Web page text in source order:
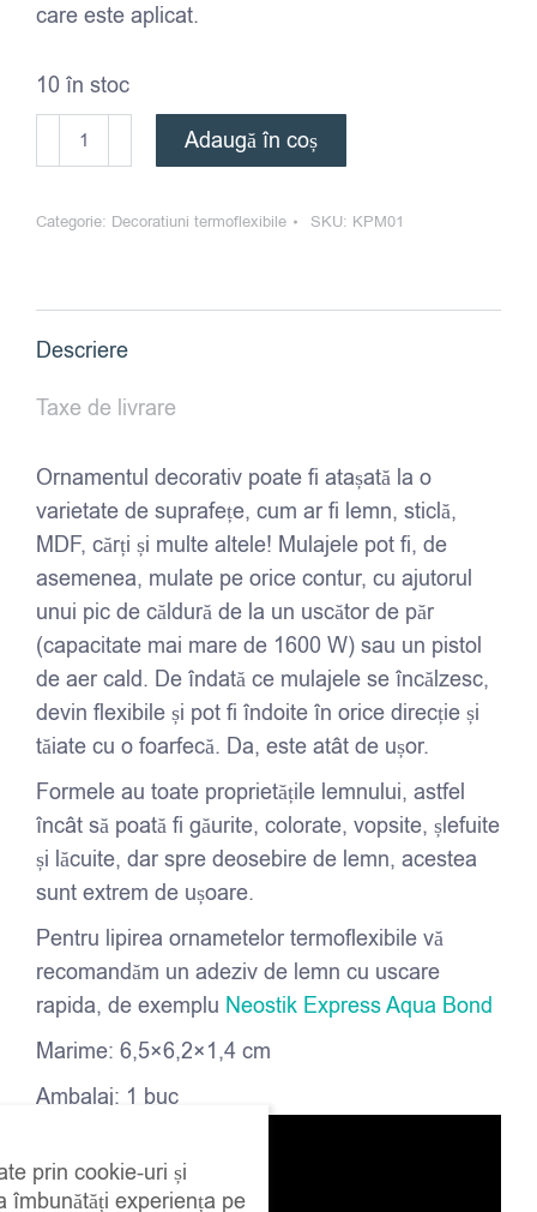
care este aplicat.
10 în stoc
Cantitate
Decorațiune
–
KPM01
-
cm
Adaugă în coș
Categorie: Decoratiuni termoflexibile SKU: KPM01
Descriere
Taxe de livrare
Ornamentul decorativ poate fi atașată la o
varietate de suprafețe, cum ar fi lemn, sticlă,
MDF, cărți și multe altele! Mulajele pot fi, de
asemenea, mulate pe orice contur, cu ajutorul
unui pic de căldură de la un uscător de păr
(capacitate mai mare de 1600 W) sau un pistol
de aer cald. De îndată ce mulajele se încălzesc,
devin flexibile și pot fi îndoite în orice direcție și
tăiate cu o foarfecă. Da, este atât de ușor.
Formele au toate proprietățile lemnului, astfel
încât să poată fi găurite, colorate, vopsite, șlefuite
și lăcuite, dar spre deosebire de lemn, acestea
sunt extrem de ușoare.
Pentru lipirea ornametelor termoflexibile vă
recomandăm un adeziv de lemn cu uscare
rapida, de exemplu Neostik Express Aqua Bond
Marime: 6,5×6,2×1,4 cm
Ambalaj: 1 buc
prin cookie-uri și
îmbunătăți experiența pe